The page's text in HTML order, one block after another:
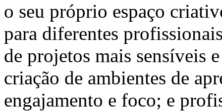
o seu próprio espaço
para diferentes
de projetos mais sensíveis
criação de ambientes de
engajamento e foco; e